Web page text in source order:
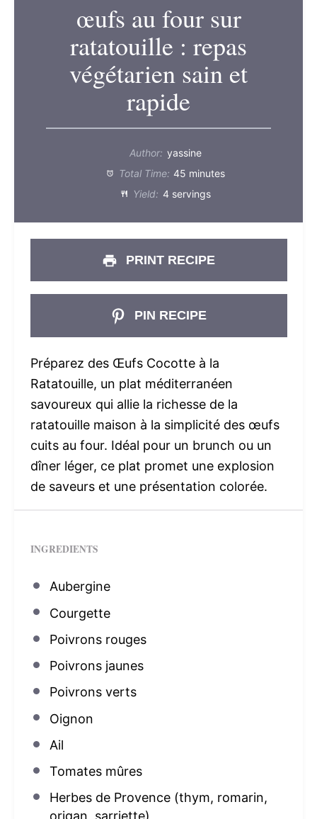
œufs au four sur
ratatouille : repas
végétarien sain et
rapide
Author: yassine
Total Time: 45 minutes
Yield: 4 servings
PRINT RECIPE
PIN RECIPE
Préparez des Œufs Cocotte à la
Ratatouille, un plat méditerranéen
savoureux qui allie la richesse de la
ratatouille maison à la simplicité des œufs
cuits au four. Idéal pour un brunch ou un
dîner léger, ce plat promet une explosion
de saveurs et une présentation colorée.
INGREDIENTS
Aubergine
Courgette
Poivrons rouges
Poivrons jaunes
Poivrons verts
Oignon
Ail
Tomates mûres
Herbes de Provence (thym, romarin,
origan, sarriette)